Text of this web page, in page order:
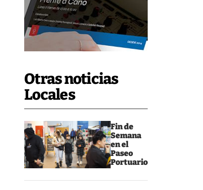
Otras noticias
Locales
Fin de
Semana
en el
Paseo
Portuario